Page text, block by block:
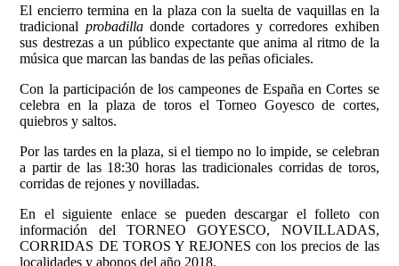
El encierro termina en la plaza con la suelta de vaquillas en la
tradicional probadilladonde cortadores y corredores exhiben
sus destrezas a un público expectante que anima al ritmo de la
música que marcan las bandas de las peñas oficiales.
Con la participación de los campeones de España en Cortes se
celebra en la plaza de toros el Torneo Goyesco de cortes,
quiebros y saltos.
Por las tardes en la plaza, si el tiempo no lo impide, se celebran
a partir de las 18:30 horas las tradicionales corridas de toros,
corridas de rejones y novilladas.
En el siguiente enlace se pueden descargar el folleto con
información del TORNEO GOYESCO, NOVILLADAS,
CORRIDAS DE TOROS Y REJONES con los precios de las
localidades y abonos del año 2018.